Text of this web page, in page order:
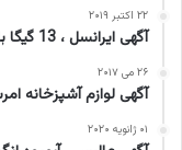
۲۲ اکتبر ۲۰۱۹
آگهی ایرانسل ، 13 گیگا بایت 13 هزار تومان
۲۶ می ۲۰۱۷
آگهی لوازم آشپزخانه امرسان ، 3
۰۱ ژانویه ۲۰۲۰